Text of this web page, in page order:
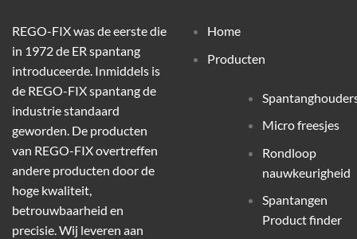
REGO-FIX was de eerste die
in 1972 de ER spantang
introduceerde. Inmiddels is
de REGO-FIX spantang de
industrie standaard
geworden. De producten
van REGO-FIX overtreffen
andere producten door de
hoge kwaliteit,
betrouwbaarheid en
precisie. Wij leveren aan
Home
Producten
Micro freesjes
Rondloop
nauwkeurigheid
Spantangen
Product finder